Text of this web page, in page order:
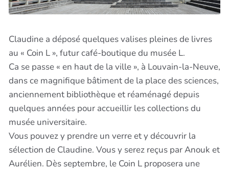
Claudine a déposé quelques valises pleines de livres
au « Coin L », futur café-boutique du musée L.
Ca se passe « en haut de la ville », à Louvain-la-Neuve,
dans ce magnifique bâtiment de la place des sciences,
anciennement bibliothèque et réaménagé depuis
quelques années pour accueillir les collections du
musée universitaire.
Vous pouvez y prendre un verre et y découvrir la
sélection de Claudine. Vous y serez reçus par Anouk et
Aurélien. Dès septembre, le Coin L proposera une